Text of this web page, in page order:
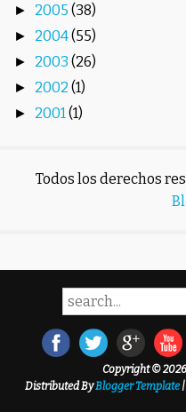
► 2005 (38)
► 2004(55)
► 2003 (26)
► 2002 (1)
► 2001(1)
Todos los derechos
Copyright ©2026
Distributed ByBlogger Template|